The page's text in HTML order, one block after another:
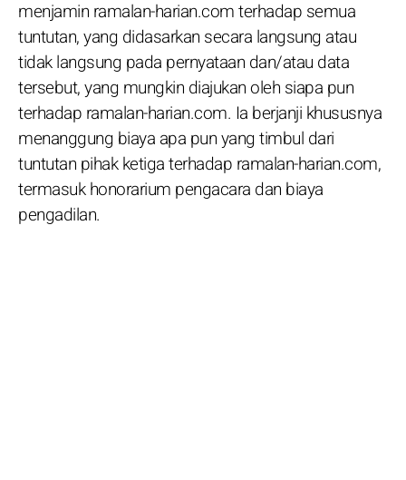
menjamin ramalan-harian.com terhadap semua
tuntutan, yang didasarkan secara langsung atau
tidak langsung pada pernyataan dan/atau data
tersebut, yang mungkin diajukan oleh siapa pun
terhadap ramalan-harian.com. Ia berjanji khususnya
menanggung biaya apa pun yang timbul dari
tuntutan pihak ketiga terhadap ramalan-harian.com,
termasuk honorarium pengacara dan biaya
pengadilan.